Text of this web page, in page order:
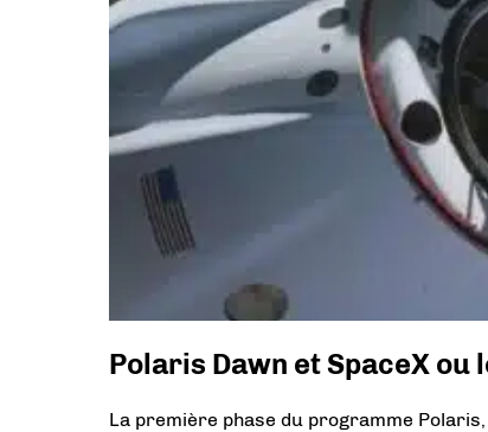
Polaris Dawn et SpaceX
La première phase du programme